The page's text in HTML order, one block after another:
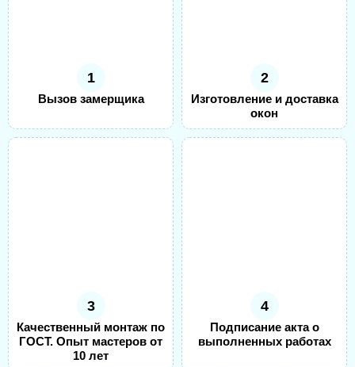
1
Вызов замерщика
2
Изготовление и доставка
окон
3
Качественный монтаж по
ГОСТ. Опыт мастеров от
10 лет
4
Подписание акта о
выполненных работах